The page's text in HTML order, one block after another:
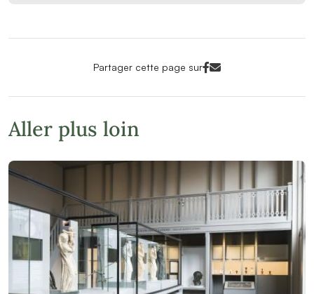
Partager cette page surFacebook<
Mail<
Aller plus loin